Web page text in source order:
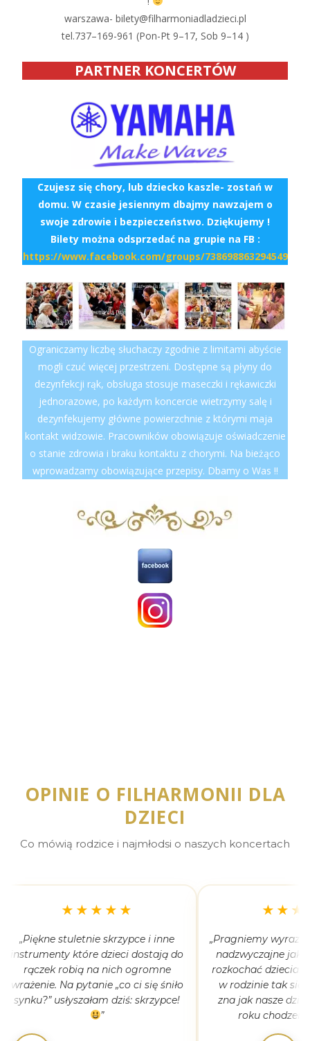
warszawa- bilety@filharmoniadladzieci.pl
tel.737–169-961 (Pon-Pt 9–17, Sob 9–14 )
PARTNER KONCERTÓW
Czujesz się chory, lub dziecko kaszle- zostań w
domu. W czasie jesiennym dbajmy nawzajem o
swoje zdrowie i bezpieczeństwo. Dziękujemy !
Bilety można odsprzedać na grupie na FB :
https://www.facebook.com/groups/738698863294549
Ograniczamy liczbę słuchaczy zgodnie z limitami abyście
mogli czuć więcej przestrzeni. Dostępne są płyny do
dezynfekcji rąk, obsługa stosuje maseczki i rękawiczki
jednorazowe, po każdym koncercie wietrzymy salę i
dezynfekujemy główne powierzchnie z którymi maja
kontakt widzowie. Pracowników obowiązuje oświadczenie
o stanie zdrowia i braku kontaktu z chorymi. Na bieżąco
wprowadzamy obowiązujące przepisy. Dbamy o Was !!
OPINIE O FILHARMONII DLA
DZIECI
Co mówią rodzice i najmłodsi o naszych koncertach
★★★★★
„Piękne stuletnie skrzypce i inne
instrumenty które dzieci dostają do
rączek robią na nich ogromne
wrażenie. Na pytanie „co ci się śniło
synku?” usłyszałam dziś: skrzypce!
”
„Pragniemy wyrazić
nadzwyczajne jak
rozkochać
w rodzinie tak się
zna jak nasze
roku